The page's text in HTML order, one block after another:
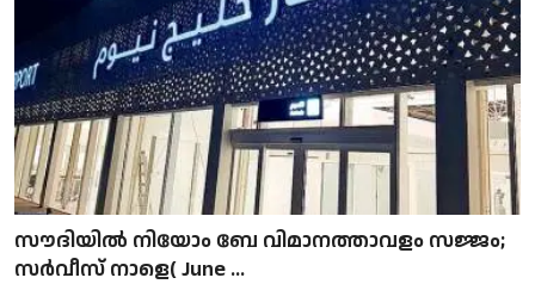
സൗദിയിൽ നിയോം ബേ വിമാനത്താവളം സജ്ജം;
സർവീസ് നാളെ( June ...